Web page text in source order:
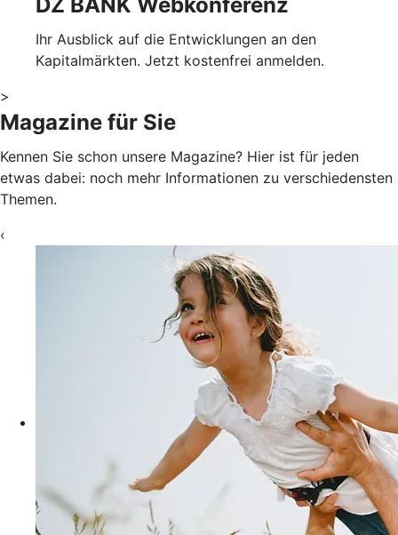
DZ BANK Webkonferenz
Ihr Ausblick auf die Entwicklungen an den
Kapitalmärkten. Jetzt kostenfrei anmelden.
>
Magazine für Sie
Kennen Sie schon unsere Magazine? Hier ist für jeden
etwas dabei: noch mehr Informationen zu verschiedensten
Themen.
‹